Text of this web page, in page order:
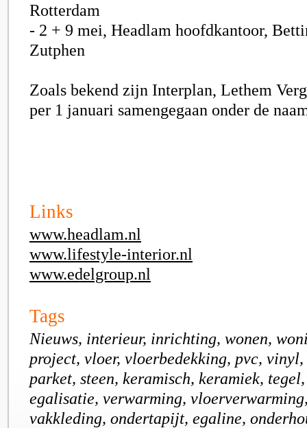
Rotterdam
- 2 + 9 mei, Headlam hoofdkantoor,
Zutphen
Zoals bekend zijn Interplan, Lethem
per 1 januari samengegaan onder de
Links
www.headlam.nl
www.lifestyle-interior.nl
www.edelgroup.nl
Tags
Nieuws, interieur, inrichting, wonen,
project, vloer, vloerbedekking, pvc,
parket, steen, keramisch, keramiek,
egalisatie, verwarming,
vakkleding, ondertapijt, egaline,